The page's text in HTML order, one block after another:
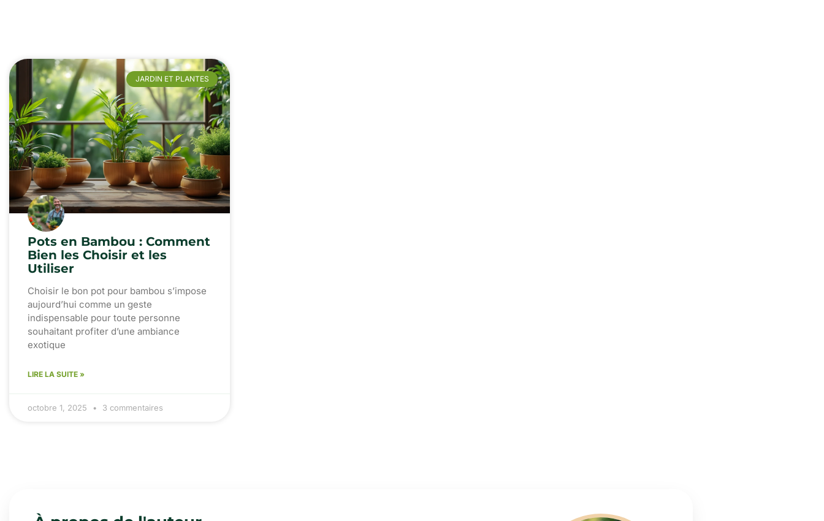
JARDIN ET PLANTES
Pots en Bambou : Comment
Bien les Choisir et les
Utiliser
Choisir le bon pot pour bambou s’impose
aujourd’hui comme un geste
indispensable pour toute personne
souhaitant profiter d’une ambiance
exotique
LIRE LA SUITE »
octobre 1, 2025 3 commentaires